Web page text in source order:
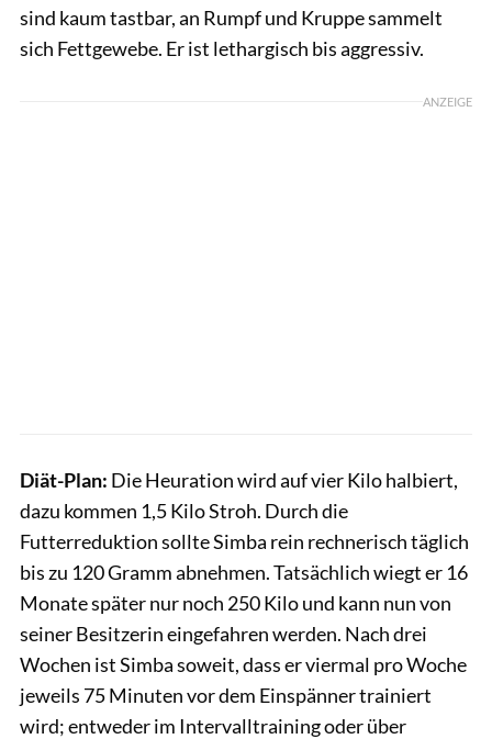
sind kaum tastbar, an Rumpf und Kruppe sammelt
sich Fettgewebe. Er ist lethargisch bis aggressiv.
ANZEIGE
Diät-Plan: Die Heuration wird auf vier Kilo halbiert,
dazu kommen 1,5 Kilo Stroh. Durch die
Futterreduktion sollte Simba rein rechnerisch täglich
bis zu 120 Gramm abnehmen. Tatsächlich wiegt er 16
Monate später nur noch 250 Kilo und kann nun von
seiner Besitzerin eingefahren werden. Nach drei
Wochen ist Simba soweit, dass er viermal pro Woche
jeweils 75 Minuten vor dem Einspänner trainiert
wird; entweder im Intervalltraining oder über